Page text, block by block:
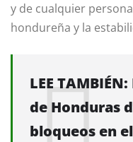
y de cualquier
hondureña y la
LEE TAMBIÉN:
de Honduras
bloqueos en